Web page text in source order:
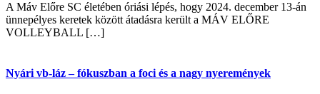
A Máv Előre SC életében óriási lépés, hogy 2024. december 13-án
ünnepélyes keretek között átadásra került a MÁV ELŐRE
VOLLEYBALL […]
Nyári vb-láz – fókuszban a foci és a nagy nyeremények